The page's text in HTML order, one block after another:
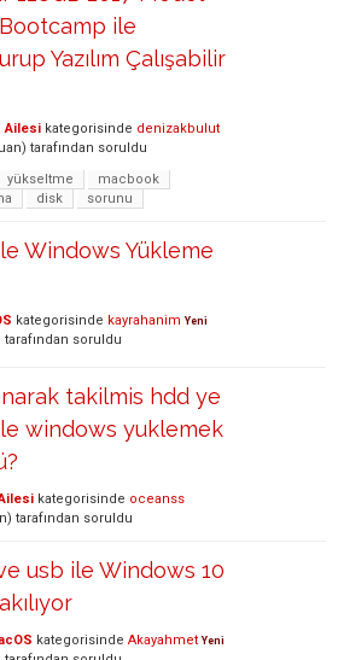
ile
Yazılım Çalışabilir
Ailesi kategorisinde denizakbulut
tarafından soruldu
yükseltme
macbook
disk sorunu
Windows Yükleme
kategorisinde kayrahanim Yeni
tarafından soruldu
takilmis hdd ye
windows yuklemek
kategorisinde oceanss
tarafından soruldu
usb ile Windows 10
kategorisinde Akayahmet Yeni